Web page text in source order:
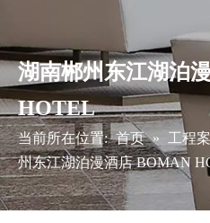
湖南郴州东江湖泊
HOTEL
当前所在位置: 首页 » 工程
州东江湖泊漫酒店 BOMAN